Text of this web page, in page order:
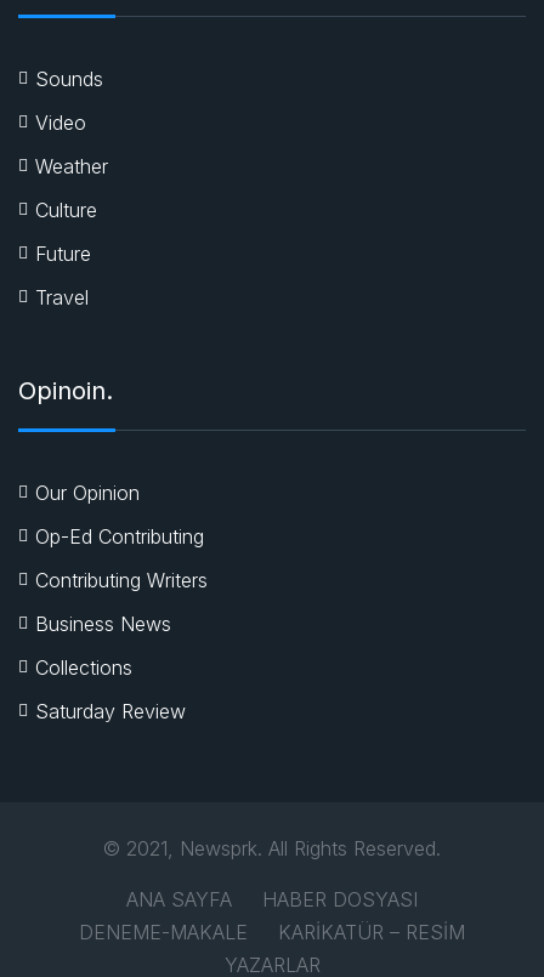
Sounds
Video
Weather
Culture
Future
Travel
Opinoin.
Our Opinion
Op-Ed Contributing
Contributing Writers
Business News
Collections
Saturday Review
© 2021, Newsprk. All Rights Reserved.
ANA SAYFA
HABER DOSYASI
DENEME-MAKALE
KARİKATÜR – RESİM
YAZARLAR